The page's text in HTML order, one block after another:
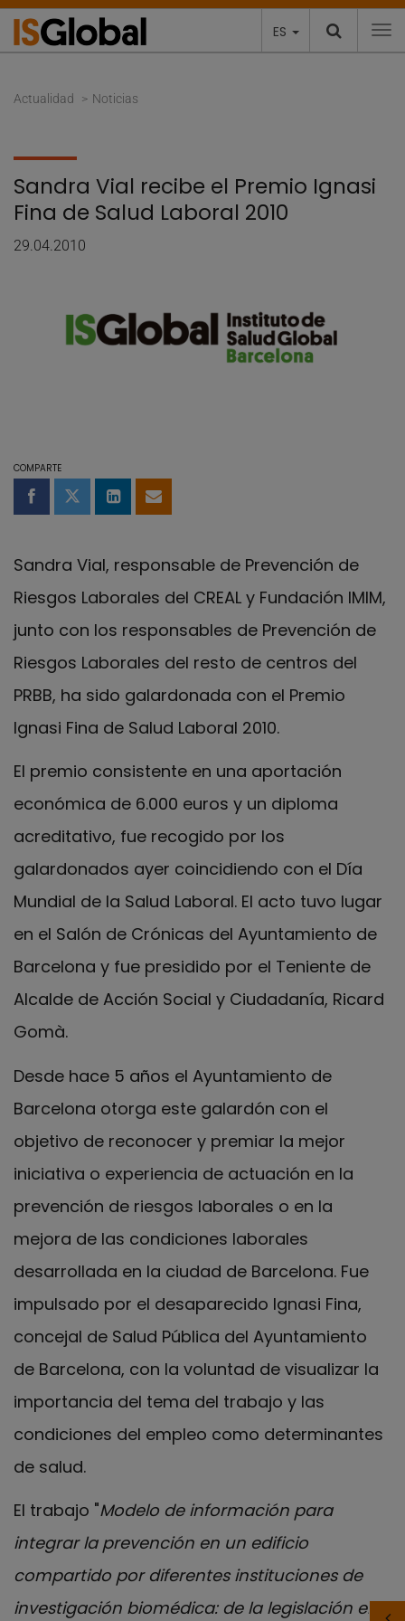
ES
Actualidad Noticias
Sandra Vial recibe el Premio Ignasi
Fina de Salud Laboral 2010
29.04.2010
COMPARTE
Compartir en Facebook
Compartir en Twitter
Compartir en LinkedIn
Compartir por email
Sandra Vial, responsable de Prevención de
Riesgos Laborales del CREAL y Fundación IMIM,
junto con los responsables de Prevención de
Riesgos Laborales del resto de centros del
PRBB, ha sido galardonada con el Premio
Ignasi Fina de Salud Laboral 2010.
El premio consistente en una aportación
económica de 6.000 euros y un diploma
acreditativo, fue recogido por los
galardonados ayer coincidiendo con el Día
Mundial de la Salud Laboral. El acto tuvo lugar
en el Salón de Crónicas del Ayuntamiento de
Barcelona y fue presidido por el Teniente de
Alcalde de Acción Social y Ciudadanía, Ricard
Gomà.
Desde hace 5 años el Ayuntamiento de
Barcelona otorga este galardón con el
objetivo de reconocer y premiar la mejor
iniciativa o experiencia de actuación en la
prevención de riesgos laborales o en la
mejora de las condiciones laborales
desarrollada en la ciudad de Barcelona. Fue
impulsado por el desaparecido Ignasi Fina,
concejal de Salud Pública del Ayuntamiento
de Barcelona, con la voluntad de visualizar la
importancia del tema del trabajo y las
condiciones del empleo como determinantes
de salud.
El trabajo "Modelo de información para
integrar la prevención en un edificio
compartido por diferentes instituciones de
investigación biomédica: de la legislación en